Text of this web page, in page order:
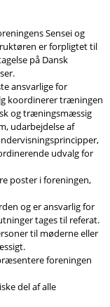
Sensei og
er forpligtet til
på Dansk
ansvarlige for
koordinerer træningen
og træningsmæssig
udarbejdelse af
udvalg for
poster i foreningen,
og er ansvarlig for
tages til referat.
til møderne eller
foreningen
del af alle